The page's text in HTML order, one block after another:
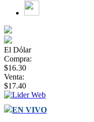
El Dólar
Compra:
$16.30
Venta:
$17.40
EN VIVO